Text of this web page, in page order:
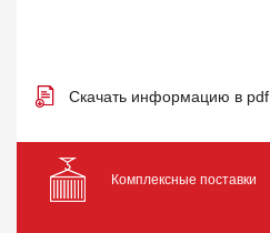
Скачать информацию в pdf
Комплексные поставки